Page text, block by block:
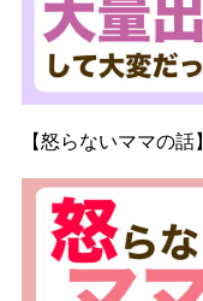
【怒らないママの話】